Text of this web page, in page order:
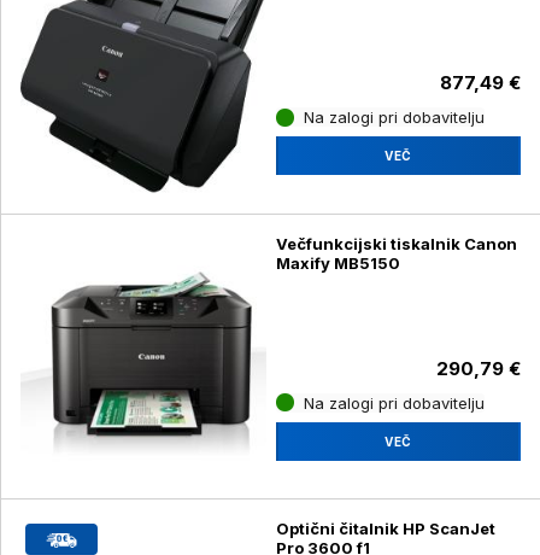
877,49 €
Na zalogi pri dobavitelju
VEČ
Večfunkcijski tiskalnik Canon
Maxify MB5150
290,79 €
Na zalogi pri dobavitelju
VEČ
Optični čitalnik HP ScanJet
Pro 3600 f1